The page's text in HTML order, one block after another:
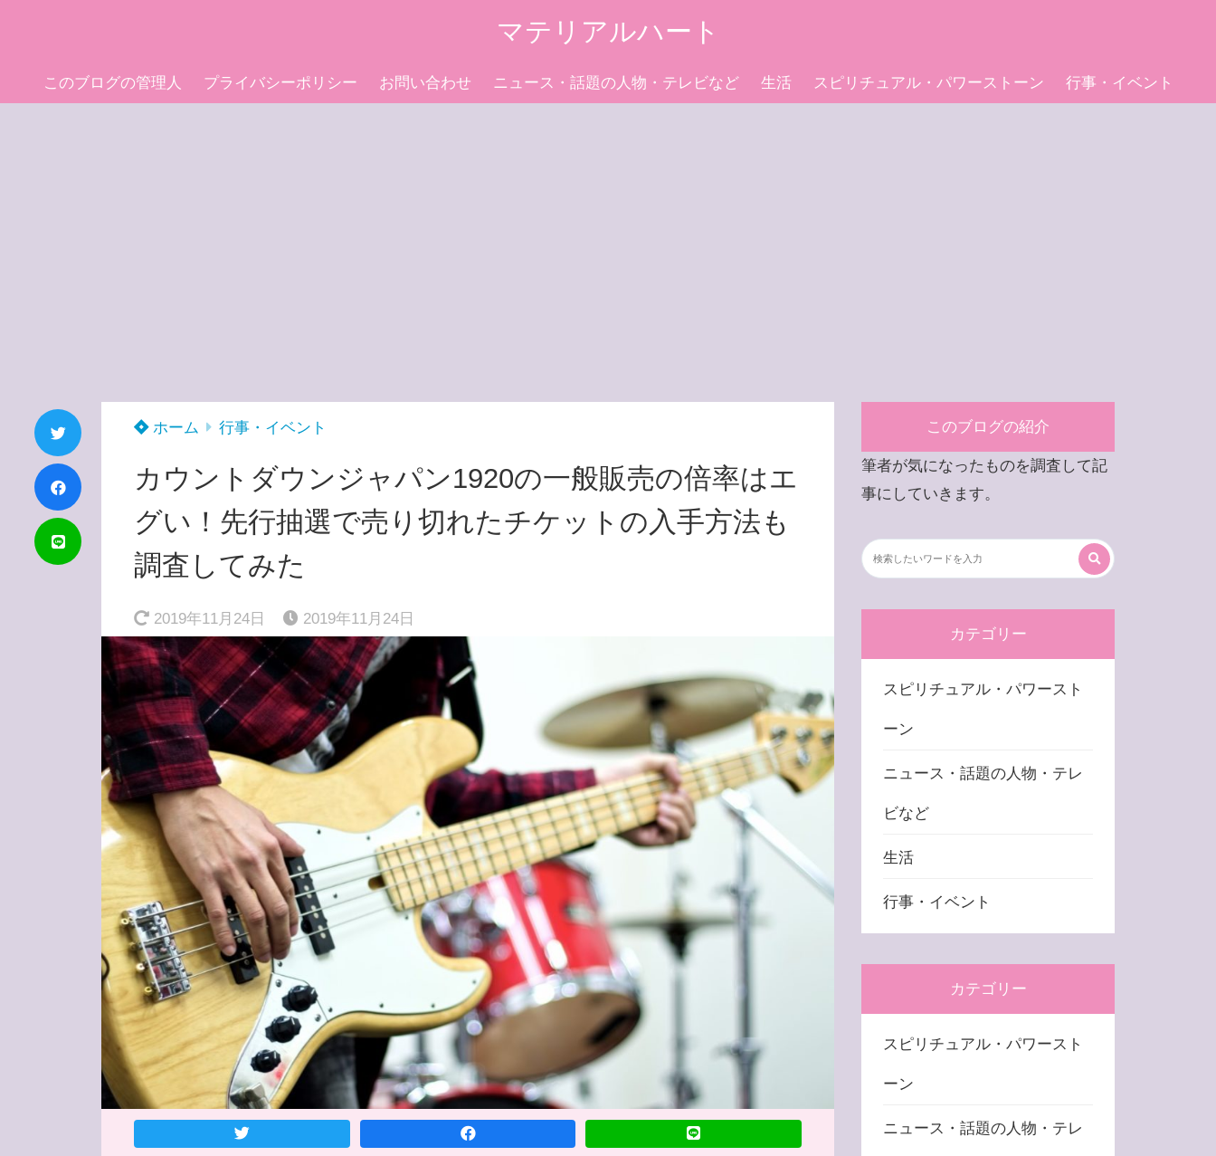
マテリアルハート
このブログの管理人 プライバシーポリシー お問い合わせ ニュース・話題の人物・テレビなど 生活 スピリチュアル・パワーストーン 行事・イベント
ホーム 行事・イベント
カウントダウンジャパン1920の一般販売の倍率はエ
グい！先行抽選で売り切れたチケットの入手方法も
調査してみた
2019年11月24日 2019年11月24日
このブログの紹介
筆者が気になったものを調査して記
事にしていきます。
カテゴリー
スピリチュアル・パワースト
ーン
ニュース・話題の人物・テレ
ビなど
生活
行事・イベント
カテゴリー
スピリチュアル・パワースト
ーン
ニュース・話題の人物・テレ